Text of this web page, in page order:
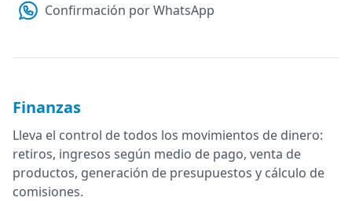
Confirmación por WhatsApp
Finanzas
Lleva el control de todos los movimientos de dinero:
retiros, ingresos según medio de pago, venta de
productos, generación de presupuestos y cálculo de
comisiones.